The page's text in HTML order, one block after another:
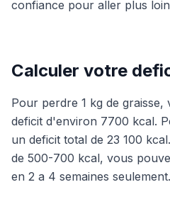
confiance pour aller plus
Calculer votre
Pour perdre 1 kg de
deficit d'environ 7700 kcal.
un deficit total de 23 100
de 500-700 kcal, vous
en 2 a 4 semaines seulement.